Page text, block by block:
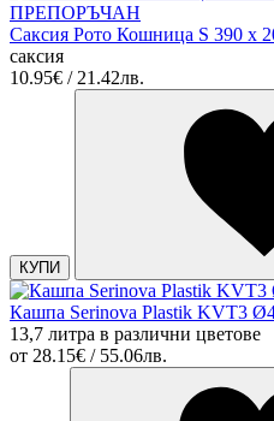
ПРЕПОРЪЧАН
Саксия Рото Кошница S 390 x
саксия
10.95€ / 21.42лв.
КУПИ
Кашпа Serinova Plastik KVT3
13,7 литра в различни цветове
от 28.15€ / 55.06лв.